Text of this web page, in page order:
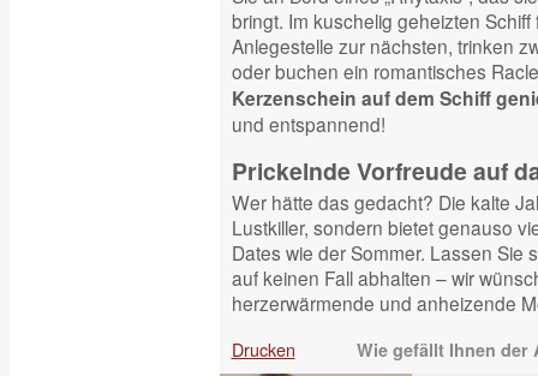
bringt. Im kuschelig geheizten
Anlegestelle zur nächsten, trinken
oder buchen ein romantisches
Kerzenschein auf dem Schiff
und entspannend!
Prickelnde Vorfreude auf
Wer hätte das gedacht? Die kalte
Lustkiller, sondern bietet genauso
Dates wie der Sommer. Lassen Sie
auf keinen Fall abhalten – wir
herzerwärmende und anheizende
Drucken Wie gefällt Ihnen der